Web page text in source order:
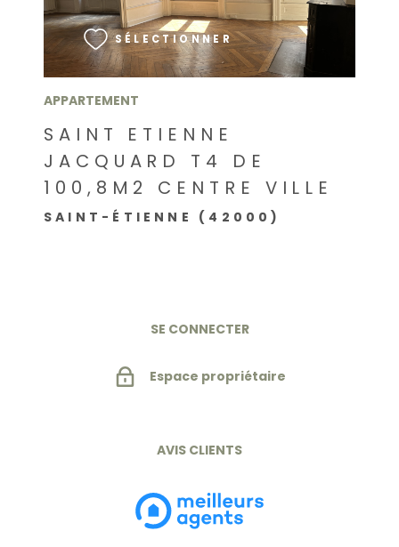
APPARTEMENT
SAINT ETIENNE
JACQUARD T4 DE
100,8M2 CENTRE VILLE
SAINT-ÉTIENNE (42000)
SÉLECTIONNER
SE CONNECTER
Espace propriétaire
AVIS CLIENTS